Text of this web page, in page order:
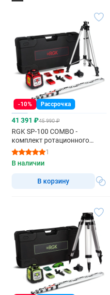
-10% Рассрочка
41 391 ₽45 990 ₽
RGK SP-100 COMBO -
комплект ротационного
нивелира с элевационным
штативом
1
В наличии
В корзину